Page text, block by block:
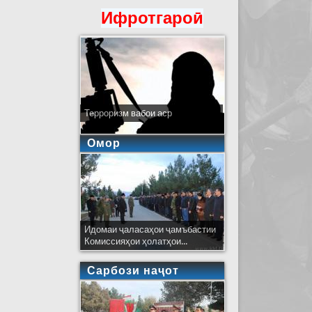
Ифротгароӣ
Терроризм вабои аср
Омор
Идомаи ҷаласаҳои ҷамъбастии
Комиссияҳои ҳолатҳои...
Сарбози наҷот